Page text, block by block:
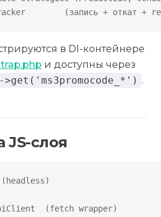
(запись + откат +
в DI-контейнере
и доступны через
>get('ms3promocode_*') .
JS-слоя
(headless)
(fetch wrapper)